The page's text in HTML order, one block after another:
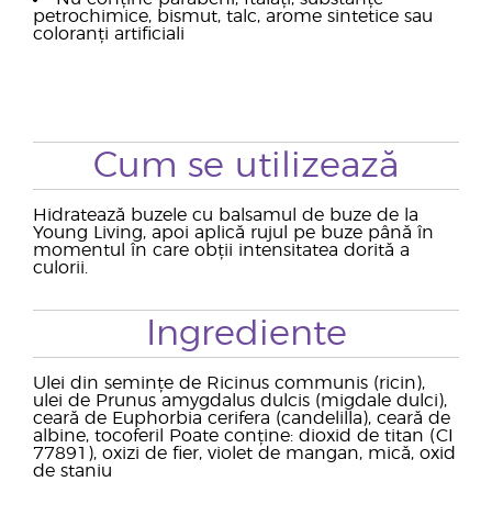
petrochimice, bismut, talc, arome sintetice sau
coloranți artificiali
Cum se utilizează
Hidratează buzele cu balsamul de buze de la
Young Living, apoi aplică rujul pe buze până în
momentul în care obții intensitatea dorită a
culorii.
Ingrediente
Ulei din semințe de Ricinus communis (ricin),
ulei de Prunus amygdalus dulcis (migdale dulci),
ceară de Euphorbia cerifera (candelilla), ceară de
albine, tocoferil Poate conține: dioxid de titan (CI
77891), oxizi de fier, violet de mangan, mică, oxid
de staniu